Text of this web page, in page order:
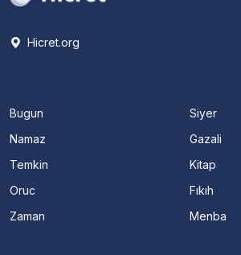
Hicret.org
Bugun
Namaz
Temkin
Oruc
Zaman
Siyer
Gazali
Kitap
Fıkıh
Menba